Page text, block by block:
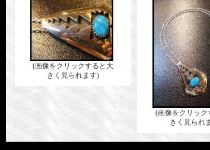
(画像をクリックすると大
きく見られます)
(画像をクリック
きく見られ